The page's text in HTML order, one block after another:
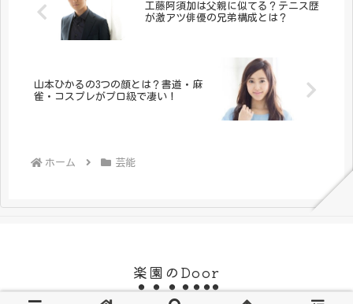
工藤阿須加は父親に似てる？テニス歴
が激アツ俳優の兄弟構成とは？
山本ひかるの3つの顔とは？書道・麻
雀・コスプレがプロ級で凄い！
ホーム 芸能
楽園のDoor